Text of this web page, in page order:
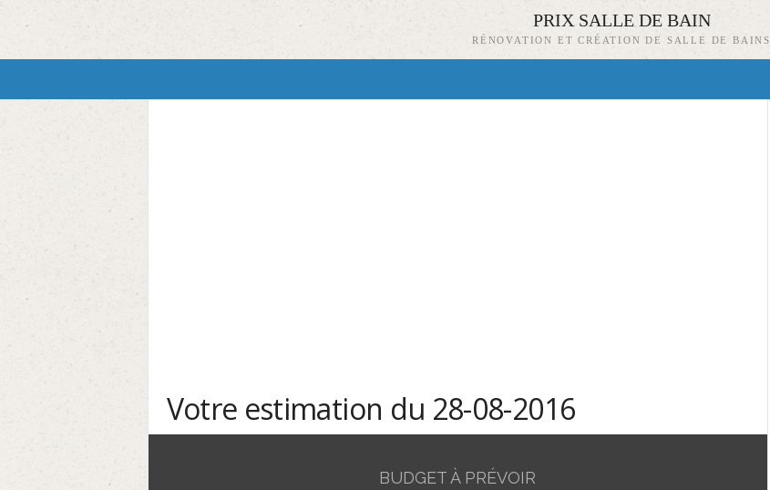
PRIX SALLE DE BAIN
RÉNOVATION ET CRÉATION DE SALLE DE BAINS
Votre estimation du 28-08-2016
BUDGET À PRÉVOIR